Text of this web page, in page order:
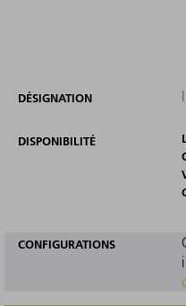
DÉSIGNATION
DISPONIBILITÉ
CONFIGURATIONS